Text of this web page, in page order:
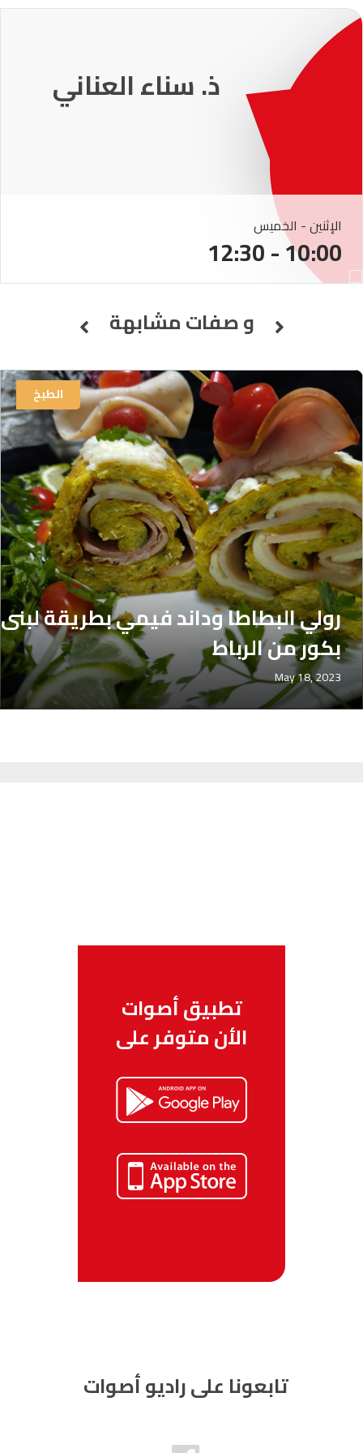
ذ. عماد ميزاب
الإثنين - الخميس
10:00 - 12:30
و صفات مشابهة
رولي البطاطا وداند فيمي بطريقة لبنى
بكور من الرباط
May 18, 2023
الطبخ
تطبيق أصوات
الأن متوفر على
تابعونا على راديو أصوات